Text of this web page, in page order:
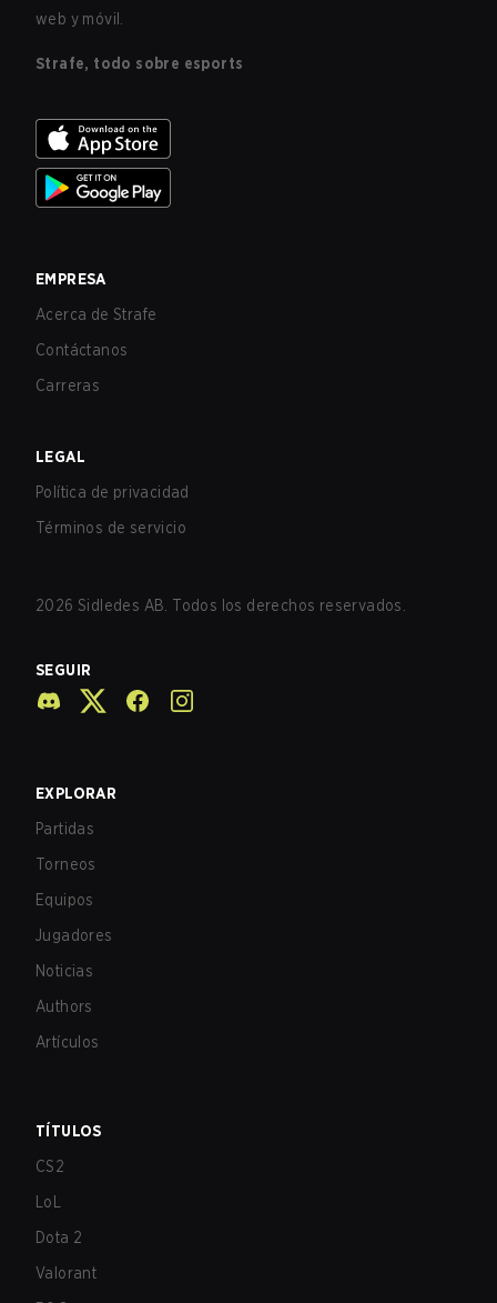
web y móvil.
Strafe, todo sobre esports
EMPRESA
Acerca de Strafe
Contáctanos
Carreras
LEGAL
Política de privacidad
Términos de servicio
2026 Sidledes AB. Todos los derechos reservados.
SEGUIR
EXPLORAR
Partidas
Torneos
Equipos
Jugadores
Noticias
Authors
Artículos
TÍTULOS
CS2
LoL
Dota 2
Valorant